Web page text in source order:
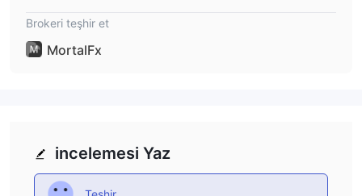
Brokeri teşhir et
MortalFx
incelemesi Yaz